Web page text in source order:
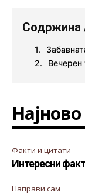
Содржина
Вечерен
Најново
Факти и цитати
Интересни
Направи сам